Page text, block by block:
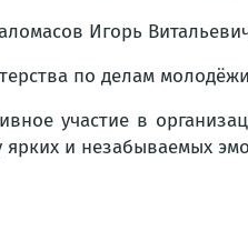
Игорь
по делам
участие в
ярких и незабываемых